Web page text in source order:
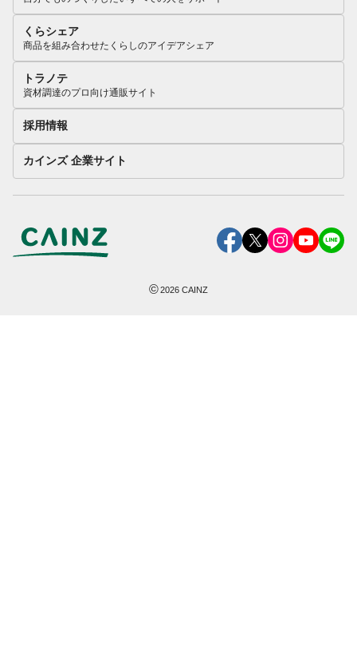
くらシェア
商品を組み合わせたくらしのアイデアシェア
トラノテ
資材調達のプロ向け通販サイト
採用情報
カインズ 企業サイト
©2026 CAINZ